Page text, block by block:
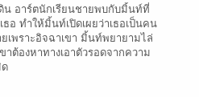
อาร์ตนักเรียนชายพบกับมิ้นท์ที่
อ ทำให้มิ้นท์เปิดเผยว่าเธอเป็นคน
เพราะอิจฉาเขา มิ้นท์พยายามไล่
าต้องหาทางเอาตัวรอดจากความ